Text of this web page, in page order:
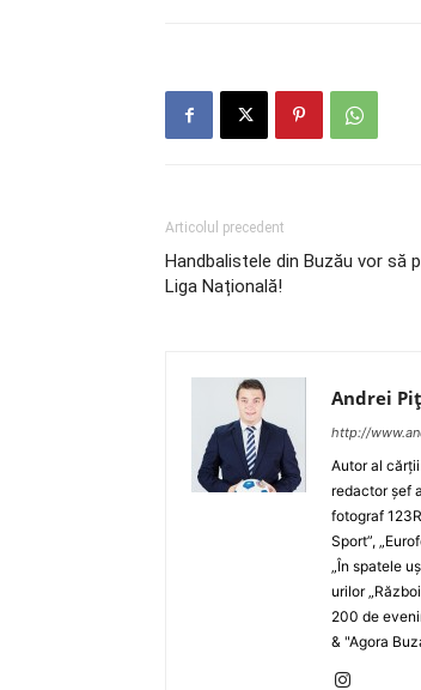
Articolul precedent
Handbalistele din Buzău vor să
Liga Națională!
Andrei
http://
Autor al
redactor şef
fotograf
Sport”,
„În spatele
urilor
200 de
& "Agora